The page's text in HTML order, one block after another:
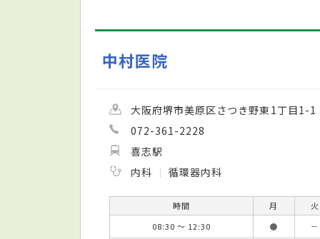
中村医院
大阪府堺市美原区さつき野東1丁目1-1
072-361-2228
喜志駅
内科
循環器内科
時間 月
火
08:30 ～ 12:30
●
－